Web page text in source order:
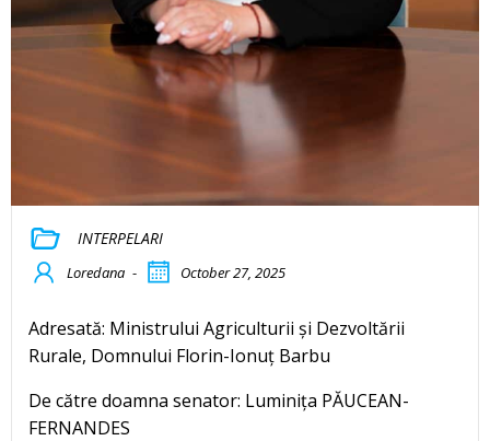
INTERPELARI
Loredana - October 27, 2025
Adresată: Ministrului Agriculturii și Dezvoltării
Rurale, Domnului Florin-Ionuț Barbu
De către doamna senator: Luminița PĂUCEAN-
FERNANDES